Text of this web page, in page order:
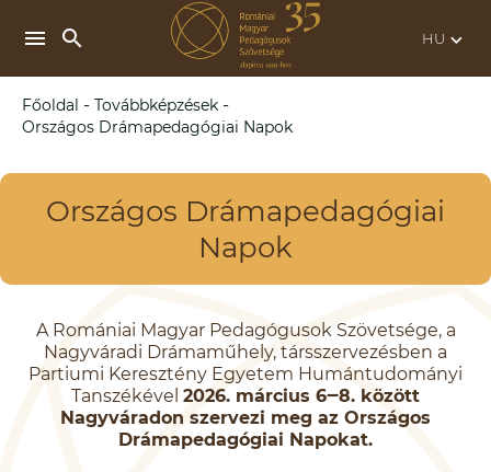
menu search keyboard_arrow_down
Főoldal - Továbbképzések -
Országos Drámapedagógiai Napok
Országos Drámapedagógiai
Napok
A Romániai Magyar Pedagógusok Szövetsége, a
Nagyváradi Drámaműhely, társszervezésben a
Partiumi Keresztény Egyetem Humántudományi
Tanszékével 2026. március 6‒8. között
Nagyváradon szervezi meg az Országos
Drámapedagógiai Napokat.